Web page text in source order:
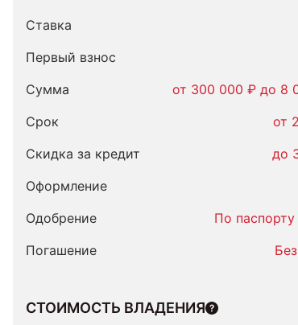
Ставка
Первый взнос
Сумма
от 300 000 ₽ до 8
Срок
от
Скидка за кредит
до
Оформление
Одобрение
По
Погашение
СТОИМОСТЬ ВЛАДЕНИЯ